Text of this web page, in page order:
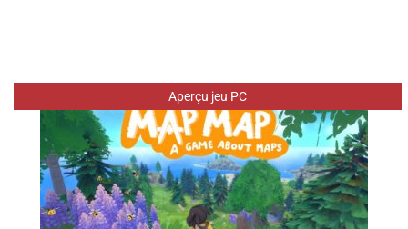
Aperçu jeu PC